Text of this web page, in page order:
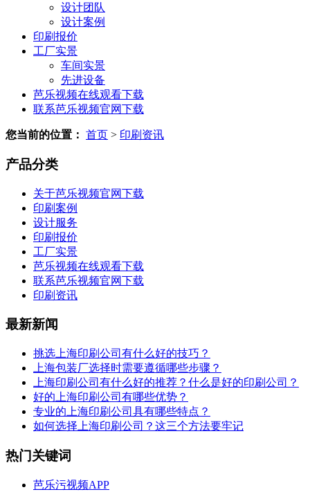
设计团队
设计案例
印刷报价
工厂实景
车间实景
先进设备
芭乐视频在线观看下载
联系芭乐视频官网下载
您当前的位置： 首页 > 印刷资讯
产品分类
关于芭乐视频官网下载
印刷案例
设计服务
印刷报价
工厂实景
芭乐视频在线观看下载
联系芭乐视频官网下载
印刷资讯
最新新闻
挑选上海印刷公司有什么好的技巧？
上海包装厂选择时需要遵循哪些步骤？
上海印刷公司有什么好的推荐？什么是好的印刷公司？
好的上海印刷公司有哪些优势？
专业的上海印刷公司具有哪些特点？
如何选择上海印刷公司？这三个方法要牢记
热门关键词
芭乐污视频APP